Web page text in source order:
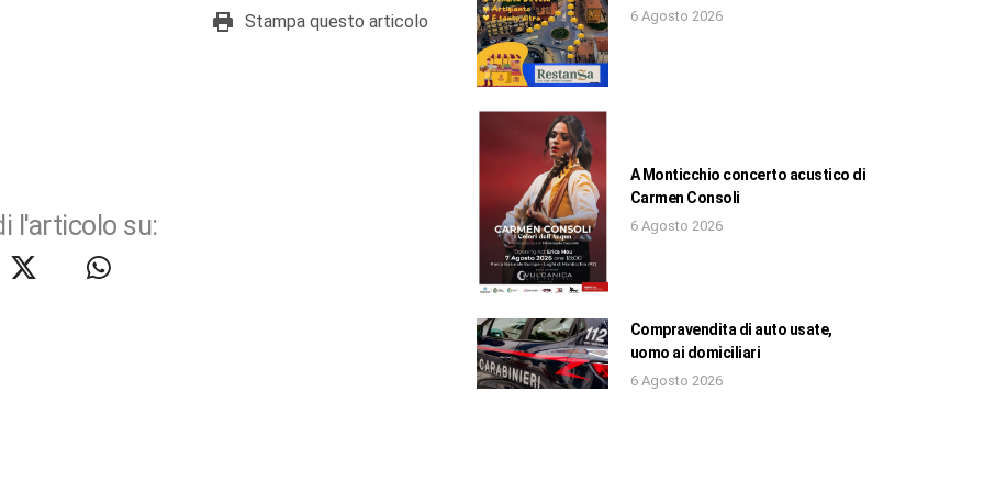
Stampa questo articolo
l'articolo su:
6 Agosto 2026
A Monticchio concerto acustico di
Carmen Consoli
6 Agosto 2026
Compravendita di auto usate,
uomo ai domiciliari
6 Agosto 2026